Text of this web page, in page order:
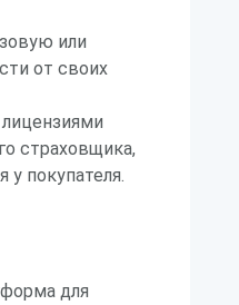
или
от своих
страховщика,
покупателя.
для